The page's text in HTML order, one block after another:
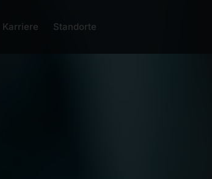
Karriere Standorte